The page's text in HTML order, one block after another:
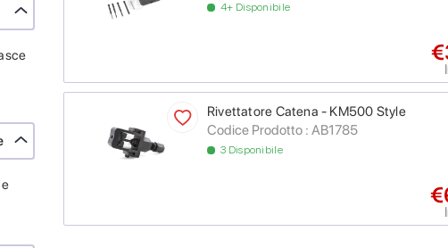
4+ Disponibile
Rivettatore Catena - KM500 Style
Codice Prodotto : AB1785
3 Disponibile